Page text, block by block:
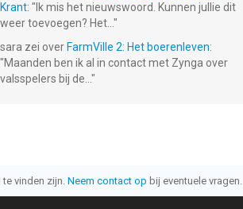
Krant: " Ik mis het nieuwswoord. Kunnen jullie dit
weer toevoegen? Het... "
sara zei over FarmVille 2: Het boerenleven:
"Maanden ben ik al in contact met Zynga over
valsspelers bij de... "
vinden zijn. Neem contact op bij eventuele vragen.